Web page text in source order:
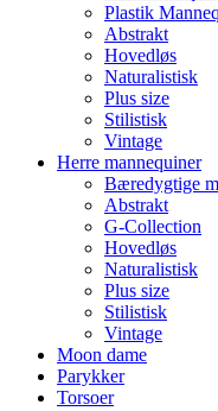
Plastik
Abstrakt
Hovedløs
Naturalistisk
Plus size
Stilistisk
Vintage
Herre mannequiner
Bæredygtige
Abstrakt
G-Collection
Hovedløs
Naturalistisk
Plus size
Stilistisk
Vintage
Moon dame
Parykker
Torsoer